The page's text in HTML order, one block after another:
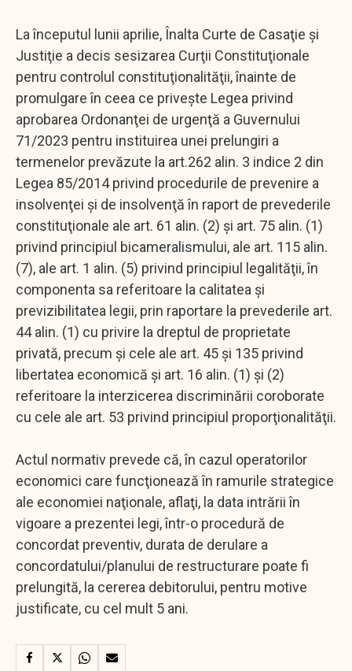
La începutul lunii aprilie, Înalta Curte de Casaţie şi
Justiţie a decis sesizarea Curţii Constituţionale
pentru controlul constituţionalităţii, înainte de
promulgare în ceea ce priveşte Legea privind
aprobarea Ordonanţei de urgenţă a Guvernului
71/2023 pentru instituirea unei prelungiri a
termenelor prevăzute la art.262 alin. 3 indice 2 din
Legea 85/2014 privind procedurile de prevenire a
insolvenţei şi de insolvenţă în raport de prevederile
constituţionale ale art. 61 alin. (2) şi art. 75 alin. (1)
privind principiul bicameralismului, ale art. 115 alin.
(7), ale art. 1 alin. (5) privind principiul legalităţii, în
componenta sa referitoare la calitatea şi
previzibilitatea legii, prin raportare la prevederile art.
44 alin. (1) cu privire la dreptul de proprietate
privată, precum şi cele ale art. 45 şi 135 privind
libertatea economică şi art. 16 alin. (1) şi (2)
referitoare la interzicerea discriminării coroborate
cu cele ale art. 53 privind principiul proporţionalităţii.
Actul normativ prevede că, în cazul operatorilor
economici care funcţionează în ramurile strategice
ale economiei naţionale, aflaţi, la data intrării în
vigoare a prezentei legi, într-o procedură de
concordat preventiv, durata de derulare a
concordatului/planului de restructurare poate fi
prelungită, la cererea debitorului, pentru motive
justificate, cu cel mult 5 ani.